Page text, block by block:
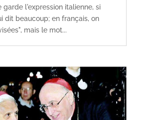
garde l'expression italienne, si
dit beaucoup; en français, on
mais le mot...